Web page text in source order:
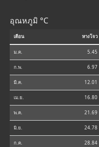
อุณหภูมิ °C
เดือน หางโจว
ม.ค. 5.45
ก.พ. 6.97
มี.ค. 12.01
เม.ย. 16.80
พ.ค. 21.69
มิ.ย. 24.78
ก.ค. 28.84